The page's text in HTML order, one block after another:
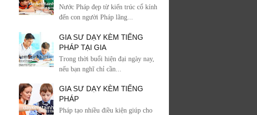
Nước Pháp đẹp từ kiến trúc cổ kính
đến con người Pháp lãng...
GIA SƯ DẠY KÈM TIẾNG
PHÁP TẠI GIA
Trong thời buổi hiện đại ngày nay,
nếu bạn nghĩ chỉ cần...
GIA SƯ DẠY KÈM TIẾNG
PHÁP
Pháp tạo nhiều điều kiện giúp cho